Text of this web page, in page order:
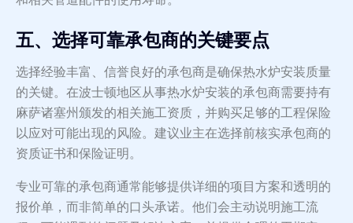
五、选择可靠承包商的关键要点
选择经验丰富、信誉良好的承包商是确保热水炉安装质量
的关键。在波士顿地区从事热水炉安装的承包商需要持有
麻萨诸塞州颁发的相关施工资质，并购买足够的工程保险
以应对可能出现的风险。建议业主在选择前核实承包商的
资质证书和保险证明。
专业可靠的承包商通常能够提供详细的项目方案和透明的
报价单，而非简单的口头承诺。他们会主动说明施工流